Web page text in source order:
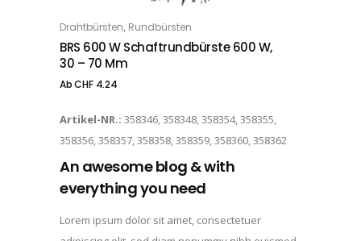
OPTIONS
Drahtbürsten, Rundbürsten
BRS 600 W Schaftrundbürste 600 W,
30 – 70 Mm
AbCHF4.24
Artikel-NR.: 358346, 358348, 358354, 358355,
358356, 358357, 358358, 358359, 358360, 358362
An awesome blog & with
everything you need
Lorem ipsum dolor sit amet, consectetuer